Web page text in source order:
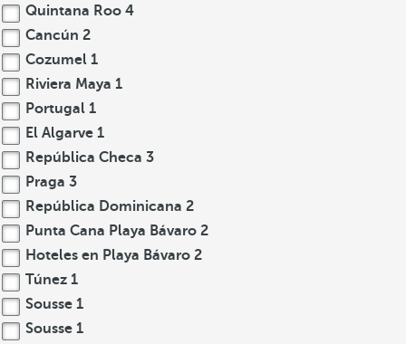
Quintana Roo 4
Cancún 2
Cozumel 1
Riviera Maya 1
Portugal 1
El Algarve 1
República Checa 3
Praga 3
República Dominicana 2
Punta Cana Playa Bávaro 2
Hoteles en Playa Bávaro 2
Túnez 1
Sousse 1
Sousse 1